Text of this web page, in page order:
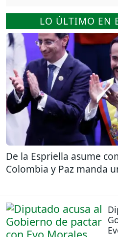
LO ÚLTIMO EN
De la Espriella asume
Colombia y Paz manda